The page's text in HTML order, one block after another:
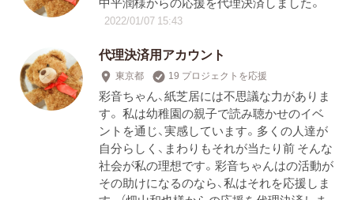
2022/01/07 15:43
代理決済用アカウント
東京都 19 プロジェクトを応援
彩音ちゃん、紙芝居には不思議な力がありま
す。 私は幼稚園の親子で読み聴かせのイベ
ントを通じ、実感しています。多くの人達が
自分らしく、まわりもそれが当たり前 そんな
社会が私の理想です。彩音ちゃんはの活動が
その助けになるのなら、私はそれを応援しま